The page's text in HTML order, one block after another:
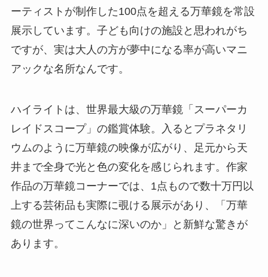
ーティストが制作した100点を超える万華鏡を常設
展示しています。子ども向けの施設と思われがち
ですが、実は大人の方が夢中になる率が高いマニ
アックな名所なんです。
ハイライトは、世界最大級の万華鏡「スーパーカ
レイドスコープ」の鑑賞体験。入るとプラネタリ
ウムのように万華鏡の映像が広がり、足元から天
井まで全身で光と色の変化を感じられます。作家
作品の万華鏡コーナーでは、1点もので数十万円以
上する芸術品も実際に覗ける展示があり、「万華
鏡の世界ってこんなに深いのか」と新鮮な驚きが
あります。